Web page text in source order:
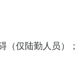
（仅陆勤人员）；